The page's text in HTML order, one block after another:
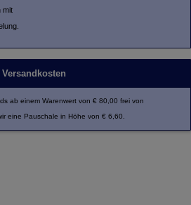
mit
Versandkosten
ab einem Warenwert von € 80,00 frei von
eine Pauschale in Höhe von € 6,60.